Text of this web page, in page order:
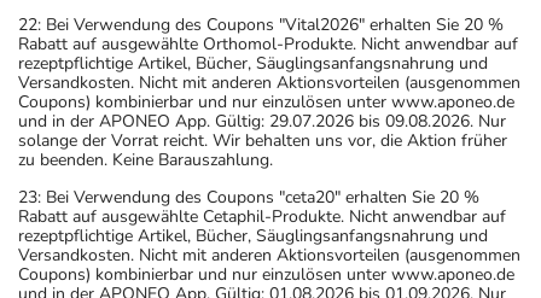
22: Bei Verwendung des Coupons "Vital2026" erhalten Sie 20 %
Rabatt auf ausgewählte Orthomol-Produkte. Nicht anwendbar auf
rezeptpflichtige Artikel, Bücher, Säuglingsanfangsnahrung und
Versandkosten. Nicht mit anderen Aktionsvorteilen (ausgenommen
Coupons) kombinierbar und nur einzulösen unter www.aponeo.de
und in der APONEO App. Gültig: 29.07.2026 bis 09.08.2026. Nur
solange der Vorrat reicht. Wir behalten uns vor, die Aktion früher
zu beenden. Keine Barauszahlung.
23: Bei Verwendung des Coupons "ceta20" erhalten Sie 20 %
Rabatt auf ausgewählte Cetaphil-Produkte. Nicht anwendbar auf
rezeptpflichtige Artikel, Bücher, Säuglingsanfangsnahrung und
Versandkosten. Nicht mit anderen Aktionsvorteilen (ausgenommen
Coupons) kombinierbar und nur einzulösen unter www.aponeo.de